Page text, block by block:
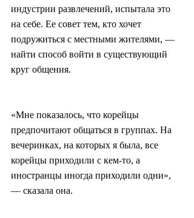
индустрии развлечений, испытала это
на себе. Ее совет тем, кто хочет
подружиться с местными жителями, —
найти способ войти в существующий
круг общения.
«Мне показалось, что корейцы
предпочитают общаться в группах. На
вечеринках, на которых я была, все
корейцы приходили с кем-то, а
иностранцы иногда приходили одни»,
— сказала она.